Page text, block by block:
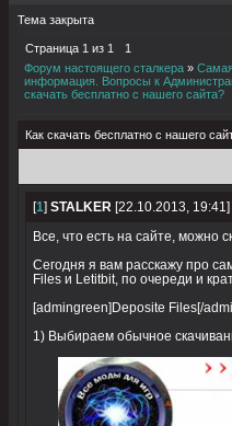
Тема закрыта
Страница 1 из 1
1
Форум настоящего сталкера »
информация. Вопросы к
скачать бесплатно с нашего сайта?
Как скачать бесплатно с нашего
[1] STALKER [22.10.2013, 19:41]
Все, что есть на сайте, можно
Сегодня я вам расскажу про
Files и Letitbit, по очереди и
[admingreen]Deposite Files[/
1) Выбираем обычное